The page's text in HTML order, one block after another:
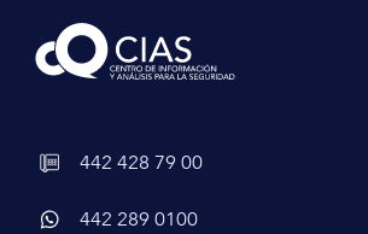
442 428 79 00
442 289 0100